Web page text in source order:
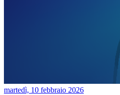
martedì, 10 febbraio 2026